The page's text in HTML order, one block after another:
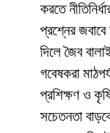
করতে
প্রশ্নের
দিলে জৈব
গবেষকরা
প্রশিক্ষণ ও
সচেতনতা